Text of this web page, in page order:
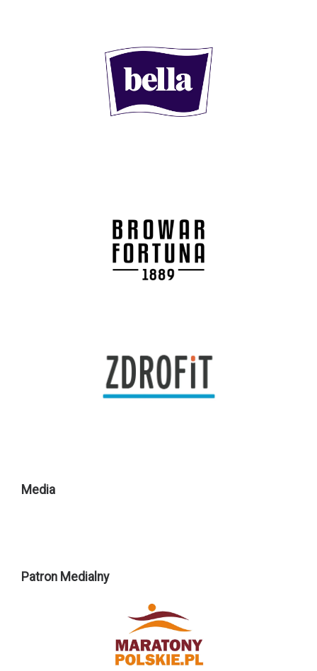
Media
Patron Medialny